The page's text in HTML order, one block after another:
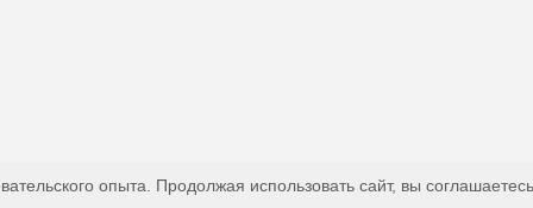
опыта. Продолжая использовать сайт, вы